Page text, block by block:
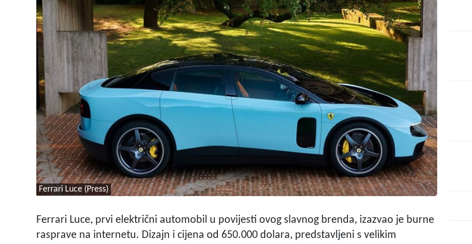
Ferrari Luce (Press)
Ferrari Luce, prvi električni automobil u povijesti ovog slavnog brenda, izazvao je burne
rasprave na internetu. Dizajn i cijena od 650.000 dolara, predstavljeni s velikim